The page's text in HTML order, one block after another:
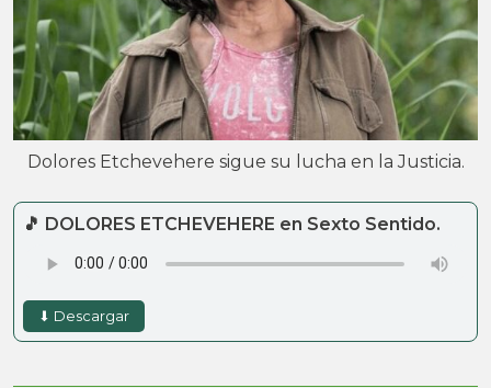
Dolores Etchevehere sigue su lucha en la Justicia.
🎵 DOLORES ETCHEVEHERE en Sexto Sentido.
⬇ Descargar